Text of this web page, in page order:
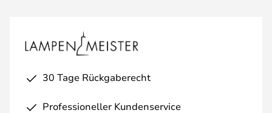
30 Tage Rückgaberecht
Professioneller Kundenservice